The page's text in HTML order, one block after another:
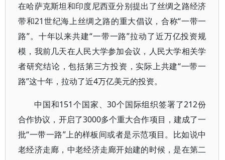
在哈萨克斯坦和印度尼西亚分别提出了丝绸之路经济
带和21世纪海上丝绸之路的重大倡议，合称“一带一
路”。十年以来共建“一带一路”拉动了近万亿投资规
模，我前几天在人民大学参加会议，人民大学相关学
者研究结论，包括第三方投资，实际上共建“一带一
路”这十年，拉动了近4万亿美元的投资。
中国和151个国家、30个国际组织签署了212份
合作协议，开启了3000多个重大合作项目，建成了一
批“一带一路”上的样板间或者是示范项目。比如说中
老经济走廊，中老经济走廊开始建的时候，是在第二